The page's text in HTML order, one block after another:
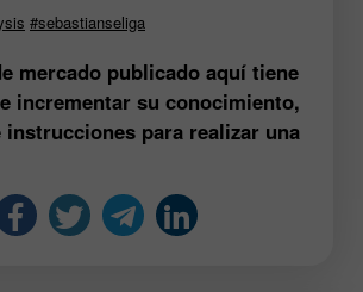
#sebastianseliga
mercado publicado aquí tiene
incrementar su conocimiento,
instrucciones para realizar una